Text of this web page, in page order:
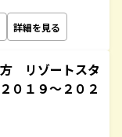
詳細を見る
リゾートスタ
１９～２０２